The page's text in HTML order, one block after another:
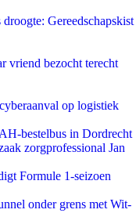
Gereedschapskist
vriend bezocht terecht
op logistiek
bestelbus in Dordrecht
zorgprofessional Jan
Formule 1-seizoen
onder grens met Wit-